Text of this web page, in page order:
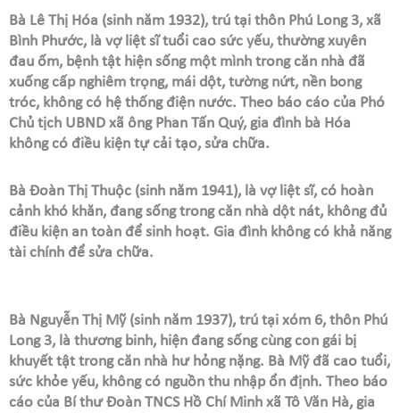
Bà Lê Thị Hóa (sinh năm 1932), trú tại thôn Phú Long 3, xã
Bình Phước, là vợ liệt sĩ tuổi cao sức yếu, thường xuyên
đau ốm, bệnh tật hiện sống một mình trong căn nhà đã
xuống cấp nghiêm trọng, mái dột, tường nứt, nền bong
tróc, không có hệ thống điện nước. Theo báo cáo của Phó
Chủ tịch UBND xã ông Phan Tấn Quý, gia đình bà Hóa
không có điều kiện tự cải tạo, sửa chữa.
Bà Đoàn Thị Thuộc (sinh năm 1941), là vợ liệt sĩ, có hoàn
cảnh khó khăn, đang sống trong căn nhà dột nát, không đủ
điều kiện an toàn để sinh hoạt. Gia đình không có khả năng
tài chính để sửa chữa.
Bà Nguyễn Thị Mỹ (sinh năm 1937), trú tại xóm 6, thôn Phú
Long 3, là thương binh, hiện đang sống cùng con gái bị
khuyết tật trong căn nhà hư hỏng nặng. Bà Mỹ đã cao tuổi,
sức khỏe yếu, không có nguồn thu nhập ổn định. Theo báo
cáo của Bí thư Đoàn TNCS Hồ Chí Minh xã Tô Văn Hà, gia